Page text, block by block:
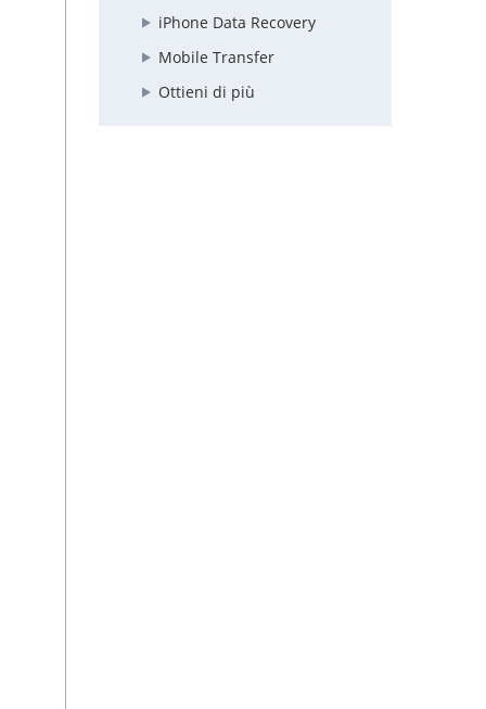
iPhone Data Recovery
Mobile Transfer
Ottieni di più